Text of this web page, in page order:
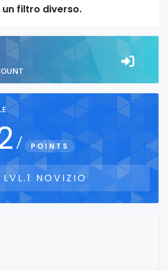
filtro diverso.
/ POINTS
LVL.1 NOVIZIO